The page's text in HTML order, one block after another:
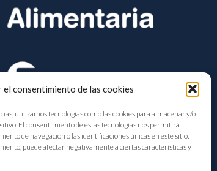
el consentimiento de las cookies
utilizamos tecnologías como las cookies para almacenar y/o
El consentimiento de estas tecnologías nos permitirá
de navegación o las identificaciones únicas en este sitio.
puede afectar negativamente a ciertas características y